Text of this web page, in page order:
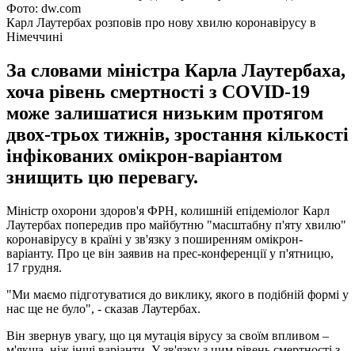
Фото: dw.com
Карл Лаутербах розповів про нову хвилю коронавірусу в
Німеччині
За словами міністра Карла Лаутербаха,
хоча рівень смертності з COVID-19
може залишатися низьким протягом
двох-трьох тижнів, зростання кількості
інфікованих омікрон-варіантом
знищить цю перевагу.
Міністр охорони здоров'я ФРН, колишній епідеміолог Карл
Лаутербах попередив про майбутню "масштабну п'яту хвилю"
коронавірусу в країні у зв'язку з поширенням омікрон-
варіанту. Про це він заявив на прес-конференції у п'ятницю,
17 грудня.
"Ми маємо підготуватися до виклику, якого в подібній формі у
нас ще не було", - сказав Лаутербах.
Він звернув увагу, що ця мутація вірусу за своїм впливом –